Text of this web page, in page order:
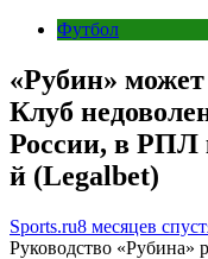
Футбол
«Рубин»
Клуб
России, в РПЛ
й (Legalbet)
Sports.ru8 месяцев
Руководство «Рубина»